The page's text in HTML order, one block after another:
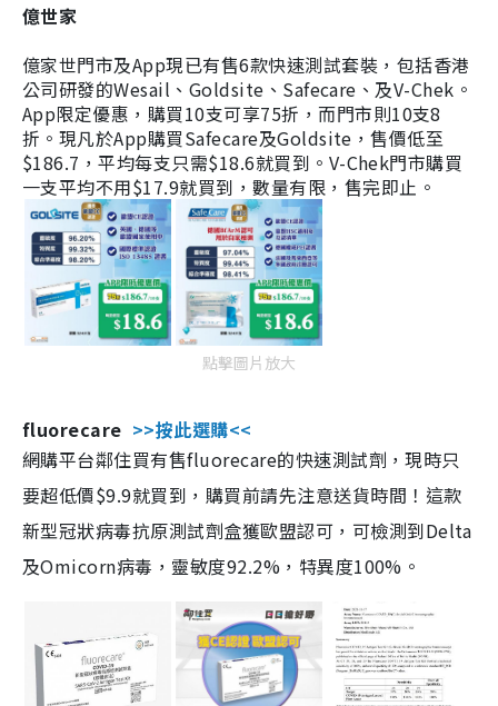
億世家
億家世門市及App現已有售6款快速測試套裝，包括香港
公司研發的Wesail、Goldsite、Safecare、及V-Chek。
App限定優惠，購買10支可享75折，而門市則10支8
折。現凡於App購買Safecare及Goldsite，售價低至
$186.7，平均每支只需$18.6就買到。V-Chek門市購買
一支平均不用$17.9就買到，數量有限，售完即止。
點擊圖片放大
fluorecare >>按此選購<<
網購平台鄰住買有售fluorecare的快速測試劑，現時只
要超低價$9.9就買到，購買前請先注意送貨時間！這款
新型冠狀病毒抗原測試劑盒獲歐盟認可，可檢測到Delta
及Omicorn病毒，靈敏度92.2%，特異度100%。